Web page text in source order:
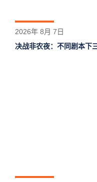
2026年 8月 7日
决战非农夜：不同剧本下